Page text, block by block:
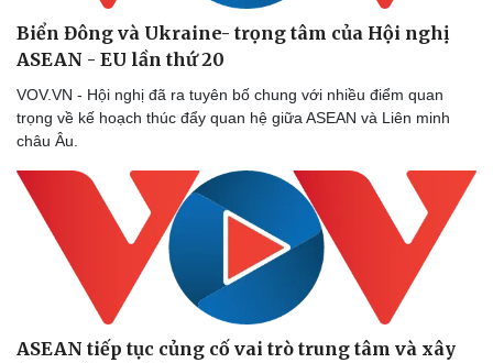
Biển Đông và Ukraine- trọng tâm của Hội nghị
ASEAN - EU lần thứ 20
VOV.VN - Hội nghị đã ra tuyên bố chung với nhiều điểm quan
trọng về kế hoạch thúc đẩy quan hệ giữa ASEAN và Liên minh
châu Âu.
ASEAN tiếp tục củng cố vai trò trung tâm và xây